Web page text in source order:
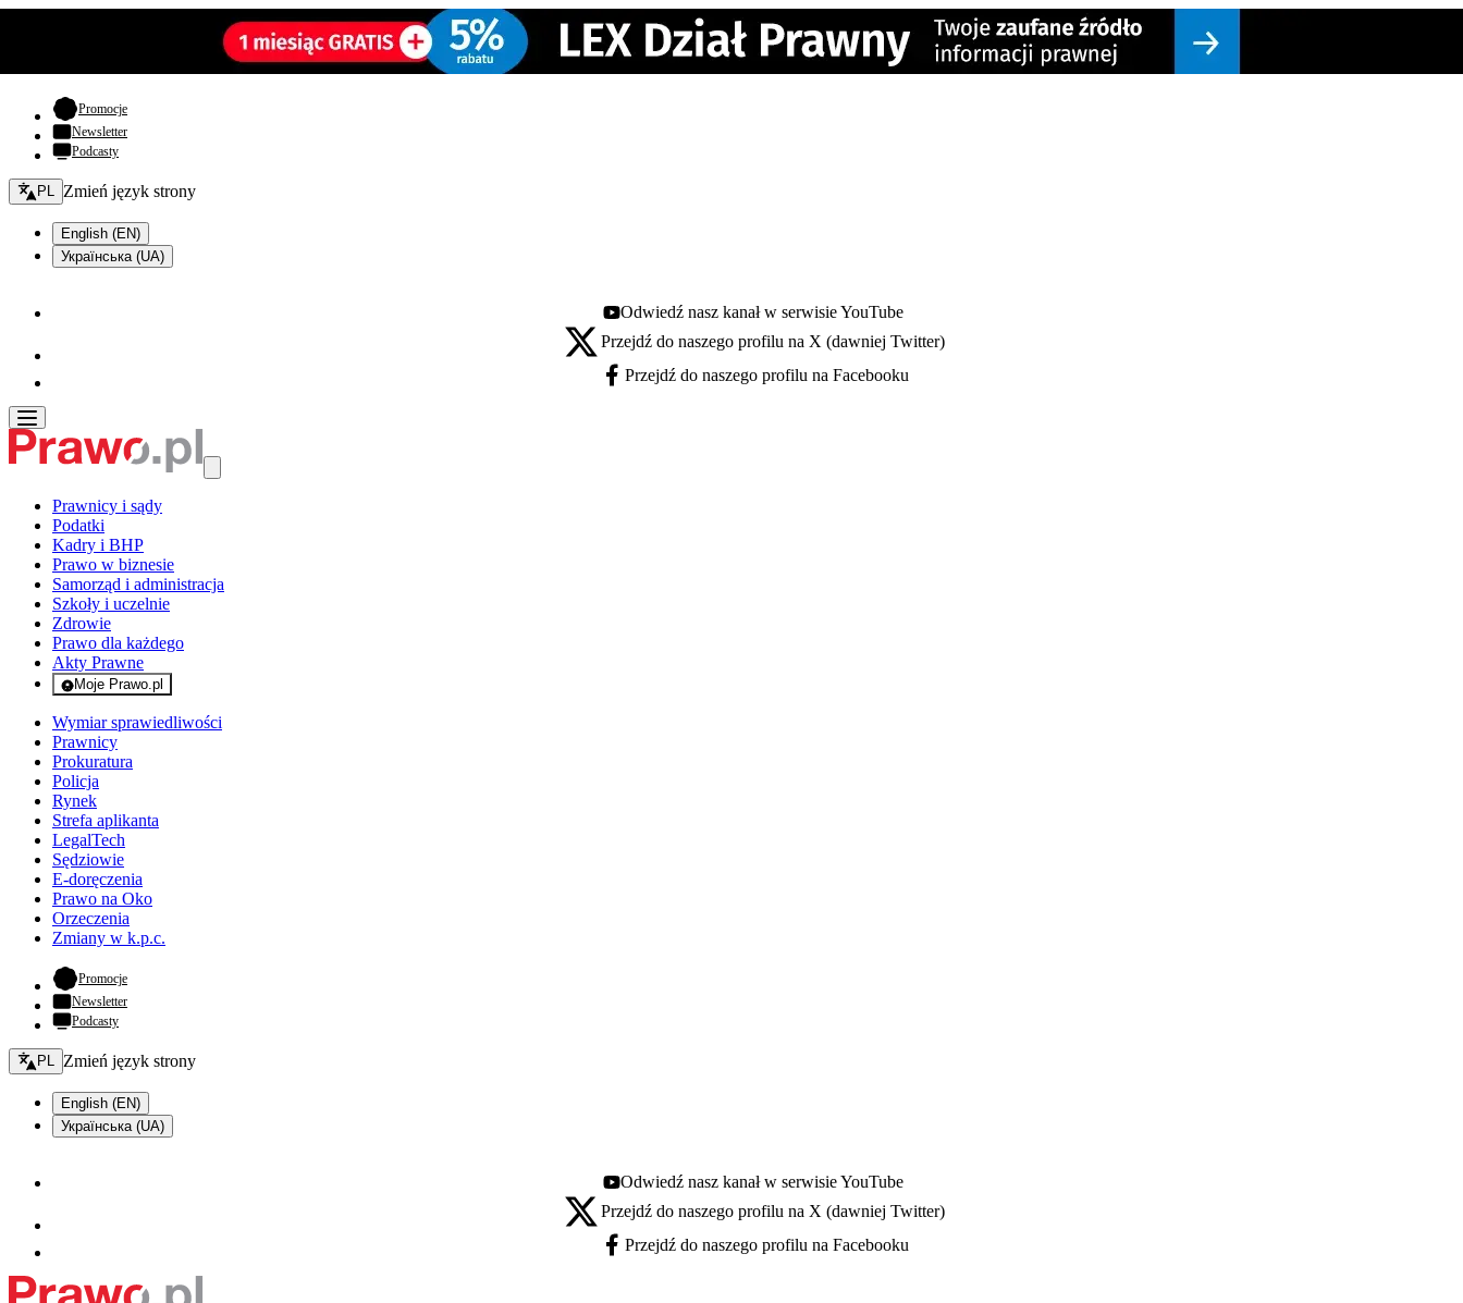
Promocje- otwiera się w nowej karcie
Newsletter
Podcasty
Zmień język - bieżący:
PL Zmień język strony
English (EN)
Українська (UA)
Youtube - otwiera się w nowej karcie
Odwiedź nasz kanał w serwisie YouTube
X - otwiera się w nowej karcie
Przejdź do naszego profilu na X (dawniej Twitter)
Facebook - otwiera się w nowej karcie
Przejdź do naszego profilu na Facebooku
Prawnicy i sądy
Podatki
Kadry i BHP
Prawo w biznesie
Samorząd i administracja
Szkoły i uczelnie
Zdrowie
Prawo dla każdego
Akty Prawne
Moje Prawo.pl
- rejestracja i logowanie do serwisu
Wymiar sprawiedliwości
Prawnicy
Prokuratura
Policja
Rynek
Strefa aplikanta
LegalTech
Sędziowie
E-doręczenia
Prawo na Oko
Orzeczenia
Zmiany w k.p.c.
Promocje- otwiera się w nowej karcie
Newsletter
Podcasty
Zmień język - bieżący:
PL Zmień język strony
English (EN)
Українська (UA)
Youtube - otwiera się w nowej karcie
Odwiedź nasz kanał w serwisie YouTube
X - otwiera się w nowej karcie
Przejdź do naszego profilu na X (dawniej Twitter)
Facebook - otwiera się w nowej karcie
Przejdź do naszego profilu na Facebooku